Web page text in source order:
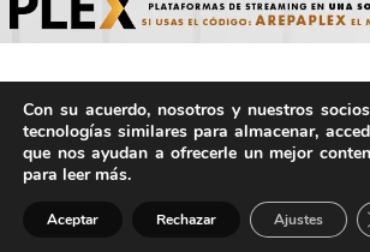
© ArepaVolatil.Com 2021-2025 - Hecho
IA. | Todos los derechos
Con su acuerdo, nosotros y nuestros
tecnologías similares para almacenar,
que nos ayudan a ofrecerle un mejor
para leer más.
Aceptar Rechazar Ajustes